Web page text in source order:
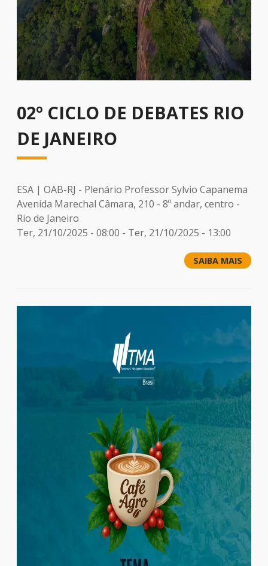
02º CICLO DE DEBATES RIO
DE JANEIRO
ESA | OAB-RJ - Plenário Professor Sylvio Capanema
Avenida Marechal Câmara, 210 - 8º andar, centro -
Rio de Janeiro
Ter, 21/10/2025 - 08:00 - Ter, 21/10/2025 - 13:00
SAIBA MAIS